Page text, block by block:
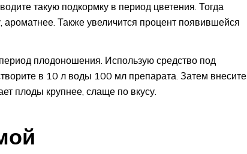
такую подкормку в период цветения. Тогда
Также увеличится процент появившейся
плодоношения. Использую средство под
в 10 л воды 100 мл препарата. Затем внесите
плоды крупнее, слаще по вкусу.